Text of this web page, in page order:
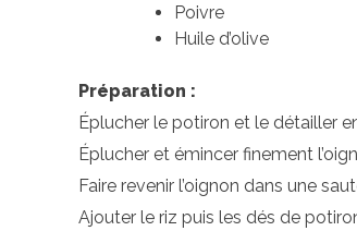
Poivre
Huile d’olive
Préparation :
Éplucher le potiron et le détailler
Éplucher et émincer finement
Faire revenir l’oignon dans une
Ajouter le riz puis les dés de